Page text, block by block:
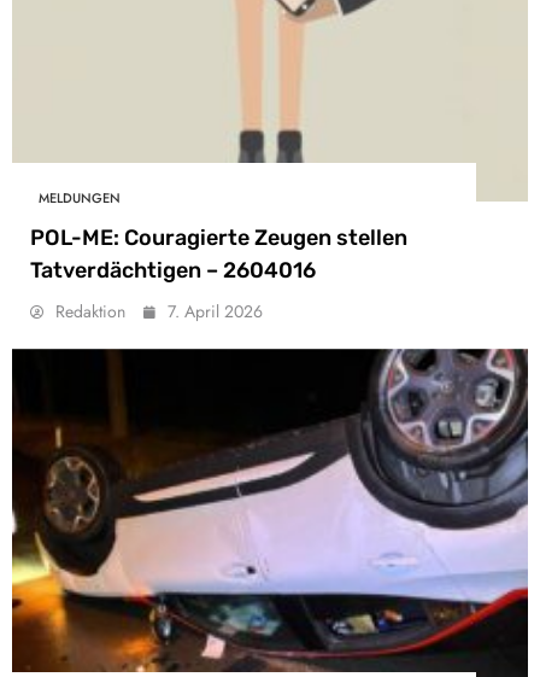
MELDUNGEN
POL-ME: Couragierte Zeugen stellen
Tatverdächtigen – 2604016
Redaktion 7. April 2026